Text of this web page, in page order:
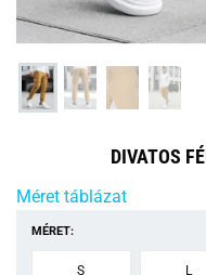
DIVATOS
Méret táblázat
MÉRET:
S L